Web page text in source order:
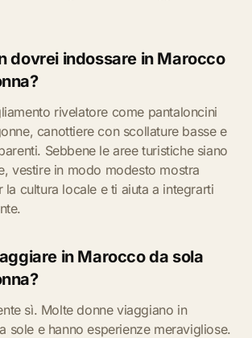
dovrei indossare in Marocco
rivelatore come pantaloncini
canottiere con scollature basse e
Sebbene le aree turistiche siano
vestire in modo modesto mostra
la cultura locale e ti aiuta a integrarti
in Marocco da sola
sì. Molte donne viaggiano in
sole e hanno esperienze meravigliose.